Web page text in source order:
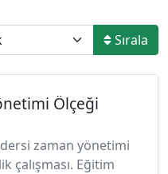
Sırala
Ölçeği
dersi zaman yönetimi
çalışması. Eğitim